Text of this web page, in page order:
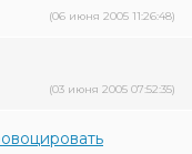
(06 июня 2005 11:26:48)
(03 июня 2005 07:52:35)